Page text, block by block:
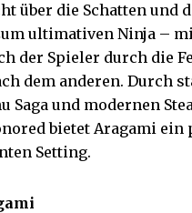
über die Schatten und
ultimativen Ninja –
der Spieler durch die
dem anderen. Durch
Saga und modernen
bietet Aragami
Setting.